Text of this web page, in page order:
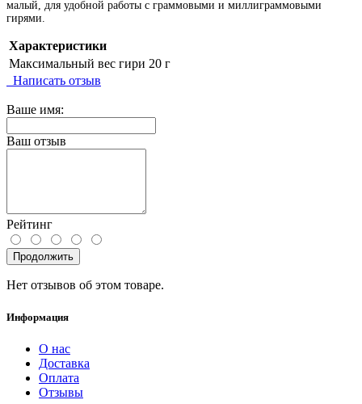
малый, для удобной работы с граммовыми и миллиграммовыми
гирями.
Характеристики
Максимальный вес гири 20 г
Написать отзыв
Ваше имя:
Ваш отзыв
Рейтинг
Продолжить
Нет отзывов об этом товаре.
Информация
О нас
Доставка
Оплата
Отзывы